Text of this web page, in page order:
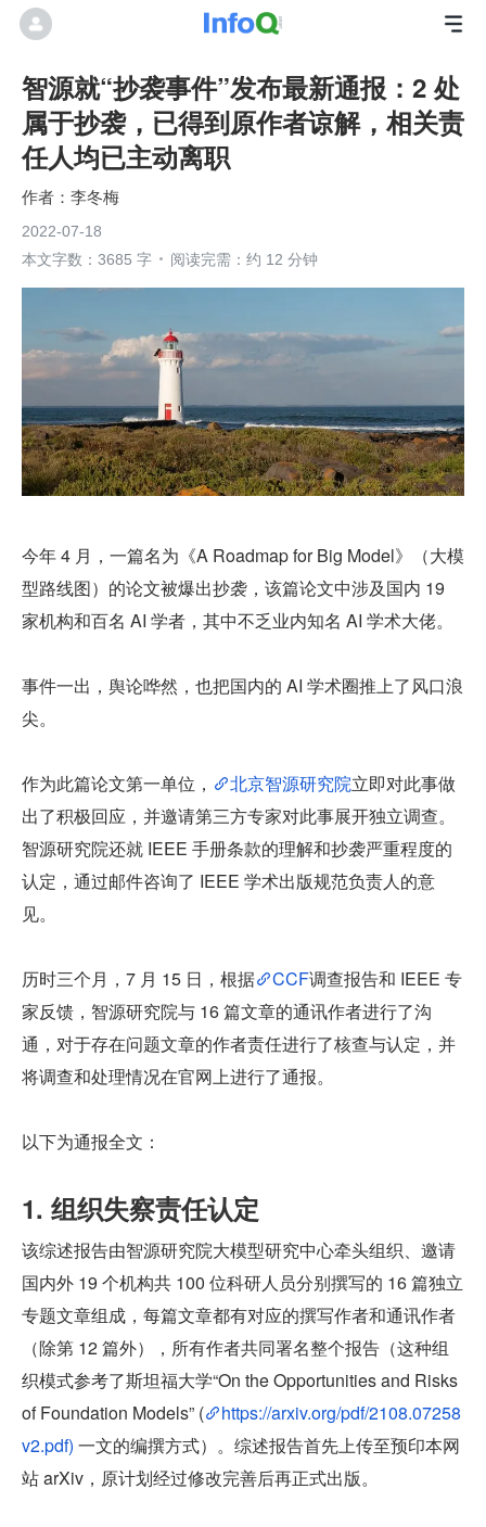
智源就“抄袭事件”发布最新通报：2 处
属于抄袭，已得到原作者谅解，相关责
任人均已主动离职
李冬梅
2022-07-18
本文字数：3685 字
阅读完需：约 12 分钟
今年 4 月，一篇名为《A Roadmap for Big Model》（大模
型路线图）的论文被爆出抄袭，该篇论文中涉及国内 19
家机构和百名 AI 学者，其中不乏业内知名 AI 学术大佬。
事件一出，舆论哗然，也把国内的 AI 学术圈推上了风口浪
尖。
作为此篇论文第一单位， 北京智源研究院立即对此事做
出了积极回应，并邀请第三方专家对此事展开独立调查。
智源研究院还就 IEEE 手册条款的理解和抄袭严重程度的
认定，通过邮件咨询了 IEEE 学术出版规范负责人的意
见。
历时三个月，7 月 15 日，根据 CCF调查报告和 IEEE 专
家反馈，智源研究院与 16 篇文章的通讯作者进行了沟
通，对于存在问题文章的作者责任进行了核查与认定，并
将调查和处理情况在官网上进行了通报。
以下为通报全文：
1. 组织失察责任认定
该综述报告由智源研究院大模型研究中心牵头组织、邀请
国内外 19 个机构共 100 位科研人员分别撰写的 16 篇独立
专题文章组成，每篇文章都有对应的撰写作者和通讯作者
（除第 12 篇外），所有作者共同署名整个报告（这种组
织模式参考了斯坦福大学“On the Opportunities and Risks
of Foundation Models” (
https://arxiv.org/pdf/2108.07258
v2.pdf) 一文的编撰方式）。综述报告首先上传至预印本网
站 arXiv，原计划经过修改完善后再正式出版。